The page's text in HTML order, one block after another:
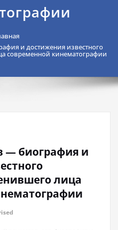
и достижения известного
современной кинематографии
— биография и
лица